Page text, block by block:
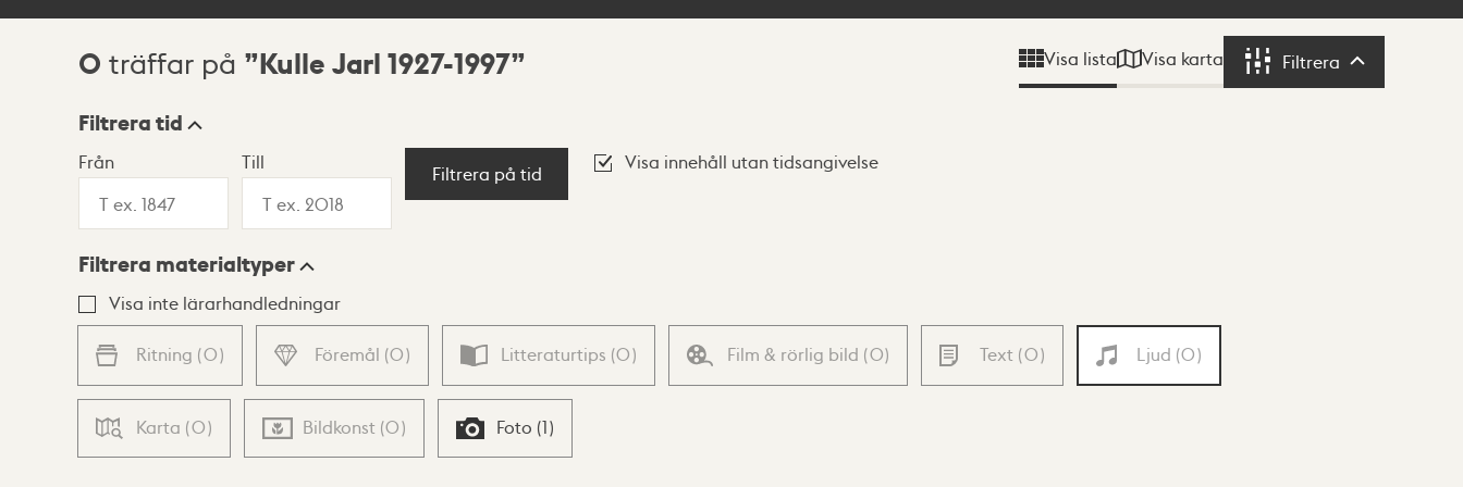
Sökresultat
0 träffar på Kulle Jarl 1927-1997 Visa lista Visa karta Filtrera Filtrera
Visningsläge
Lista Karta
Filtrera tid
Från Till
Filtrera på tid
Visa innehåll utan tidsangivelse
Filtrera materialtyper
Visa inte lärarhandledningar
Ritning (0) Föremål (0) Litteraturtips (0) Film & rörlig bild (0) Text (0) Ljud (0)
Karta (0) Bildkonst (0) Foto (1)